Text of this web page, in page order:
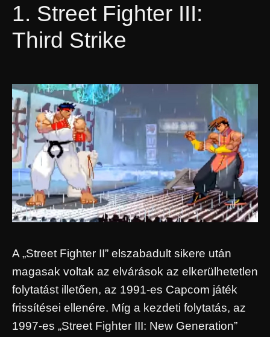
1. Street Fighter III:
Third Strike
A „Street Fighter II” elszabadult sikere után
magasak voltak az elvárások az elkerülhetetlen
folytatást illetően, az 1991-es Capcom játék
frissítései ellenére. Míg a kezdeti folytatás, az
1997-es „Street Fighter III: New Generation”